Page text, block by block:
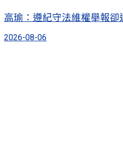
高瑜：遵紀守法維權舉報卻
2026-08-06